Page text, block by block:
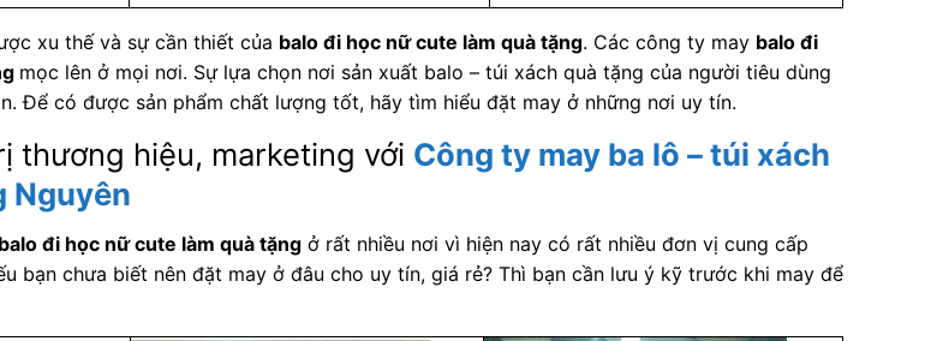
xu thế và sự cần thiết của balo đi học nữ cute làm quà tặng. Các công ty may balo đi
mọc lên ở mọi nơi. Sự lựa chọn nơi sản xuất balo – túi xách quà tặng của người tiêu dùng
Để có được sản phẩm chất lượng tốt, hãy tìm hiểu đặt may ở những nơi uy tín.
thương hiệu, marketing với Công ty may ba lô – túi xách
Nguyên
balo đi học nữ cute làm quà tặng ở rất nhiều nơi vì hiện nay có rất nhiều đơn vị cung cấp
bạn chưa biết nên đặt may ở đâu cho uy tín, giá rẻ? Thì bạn cần lưu ý kỹ trước khi may để